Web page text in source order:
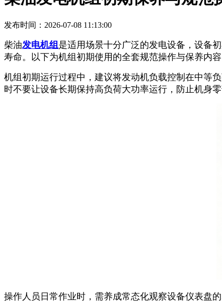
发布时间：2026-07-08 11:13:00
柴油发电机组是适用场景十分广泛的发电设备，设备
寿命。以下为机组初期使用的全套规范操作与保养内容
机组初期运行过程中，建议将发动机负载控制在中等
时不要让设备长期保持高负荷大功率运行，防止机身
操作人员日常作业时，需养成常态化观察设备仪表盘